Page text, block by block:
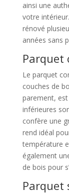
ainsi une
votre
rénové
années sans
Parquet
Le parquet
couches de
parement,
inférieures
confère une
rend idéal
température
également
de bois pour